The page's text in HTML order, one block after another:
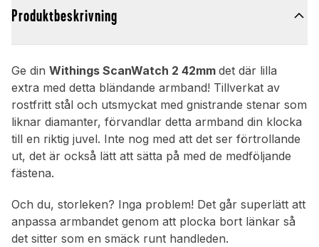
Produktbeskrivning
Ge din Withings ScanWatch 2 42mm det där lilla
extra med detta bländande armband! Tillverkat av
rostfritt stål och utsmyckat med gnistrande stenar som
liknar diamanter, förvandlar detta armband din klocka
till en riktig juvel. Inte nog med att det ser förtrollande
ut, det är också lätt att sätta på med de medföljande
fästena.
Och du, storleken? Inga problem! Det går superlätt att
anpassa armbandet genom att plocka bort länkar så
det sitter som en smäck runt handleden.